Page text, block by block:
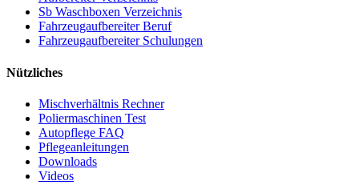
Sb Waschboxen Verzeichnis
Fahrzeugaufbereiter Beruf
Fahrzeugaufbereiter Schulungen
Nützliches
Mischverhältnis Rechner
Poliermaschinen Test
Autopflege FAQ
Pflegeanleitungen
Downloads
Videos